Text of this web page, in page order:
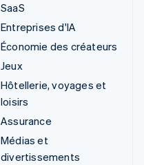
SaaS
Entreprises d'IA
Économie des créateurs
Jeux
Hôtellerie, voyages et
loisirs
Assurance
Médias et
divertissements